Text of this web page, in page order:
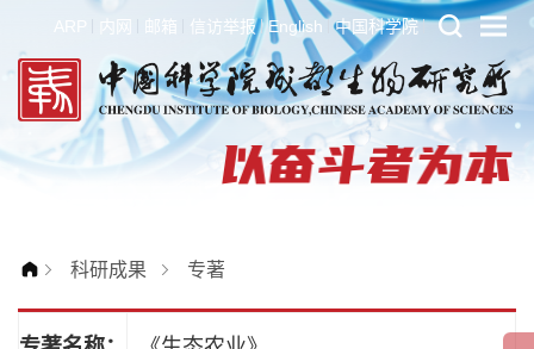
ARP 内网 邮箱 信访举报 English 中国科学院
科研成果 专著